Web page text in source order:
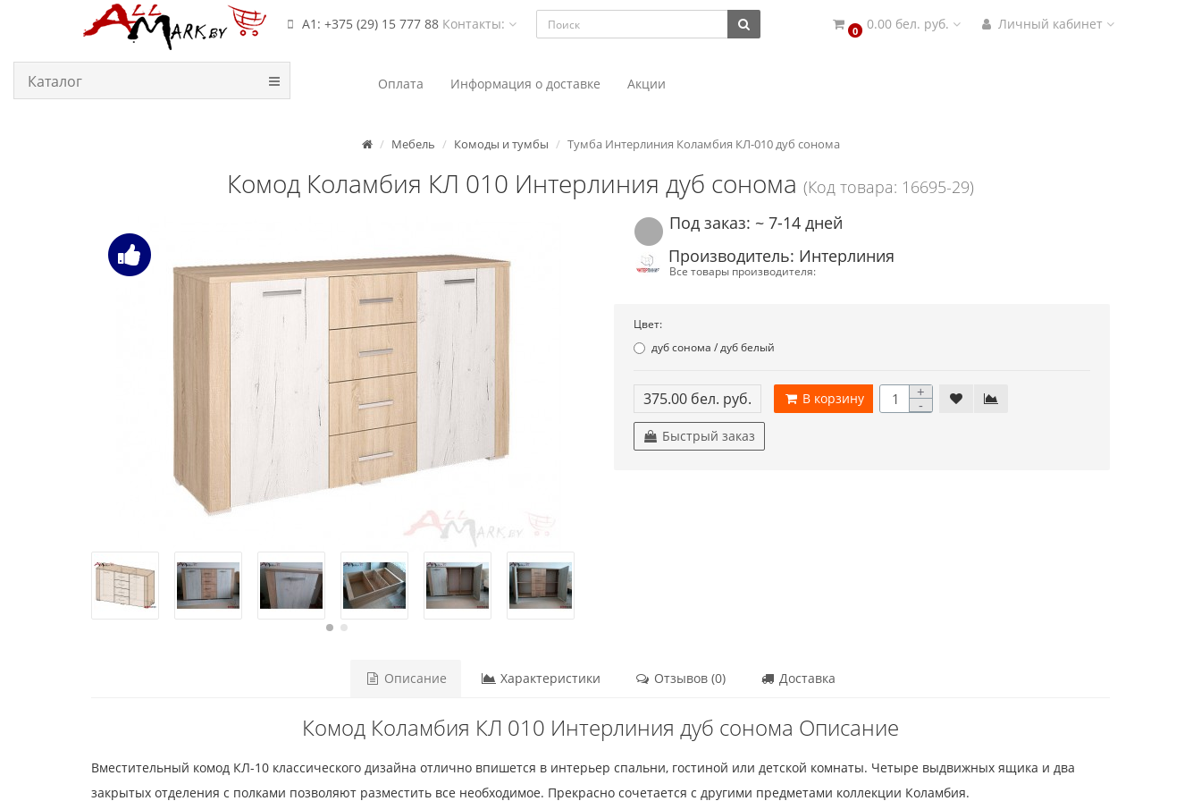
А1: +375 (29) 15 777 88 Контакты: 0 0.00 бел. руб. Личный кабинет
Каталог Оплата Информация о доставке Акции
Мебель Комоды и тумбы Тумба Интерлиния Коламбия КЛ-010 дуб сонома
Комод Коламбия КЛ 010 Интерлиния дуб сонома (Код товара: 16695-29)
Под заказ: ~ 7-14 дней
Производитель: Интерлиния
Все товары производителя:
Цвет:
дуб сонома / дуб белый
375.00 бел. руб. В корзину +
-
Быстрый заказ
Описание Характеристики Отзывов (0) Доставка
Комод Коламбия КЛ 010 Интерлиния дуб сонома Описание
Вместительный комод КЛ-10 классического дизайна отлично впишется в интерьер спальни, гостиной или детской комнаты. Четыре выдвижных ящика и два
закрытых отделения с полками позволяют разместить все необходимое. Прекрасно сочетается с другими предметами коллекции Коламбия.